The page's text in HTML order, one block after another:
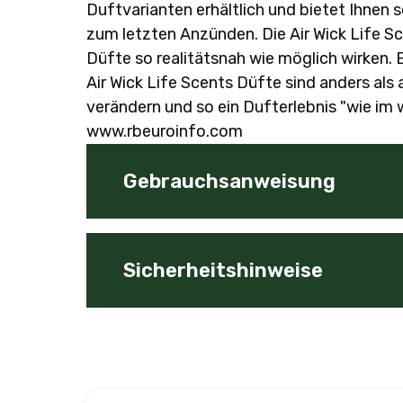
Duftvarianten erhältlich und bietet Ihnen
zum letzten Anzünden. Die Air Wick Life
Düfte so realitätsnah wie möglich wirken.
Air Wick Life Scents Düfte sind anders
verändern und so ein Dufterlebnis "wie im
www.rbeuroinfo.com
Gebrauchsanweisung
Lesen Sie bitte vor Anwendung die
STREICHHÖLZER). Keine ätherischen
oder in der Nähe von Materialien
verwenden (z.B. Fernseher). Docht auf
Sicherheitshinweise
Darf nicht in die Hände von Kindern
VERSCHLUCKEN: Sofort